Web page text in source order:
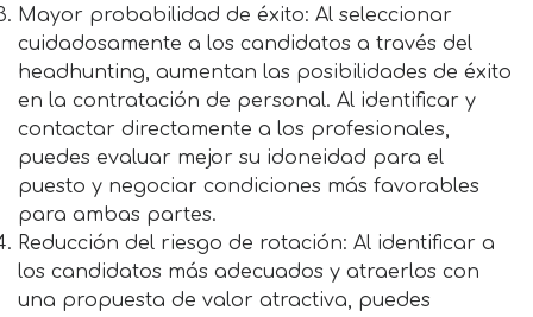
Mayor probabilidad de éxito: Al seleccionar
cuidadosamente a los candidatos a través del
headhunting, aumentan las posibilidades de éxito
en la contratación de personal. Al identificar y
contactar directamente a los profesionales,
puedes evaluar mejor su idoneidad para el
puesto y negociar condiciones más favorables
para ambas partes.
Reducción del riesgo de rotación: Al identificar a
los candidatos más adecuados y atraerlos con
una propuesta de valor atractiva, puedes